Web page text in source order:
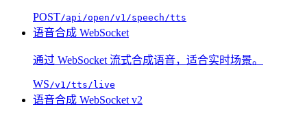
POST/api/open/v1/speech/tts
语音合成 WebSocket
通过 WebSocket 流式合成语音，适合实时场景。
WS /v1/tts/live
语音合成 WebSocket v2